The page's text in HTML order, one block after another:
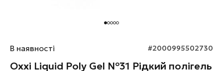
В наявності #2000995502730
Oxxi Liquid Poly Gel №31 Рідкий полігель